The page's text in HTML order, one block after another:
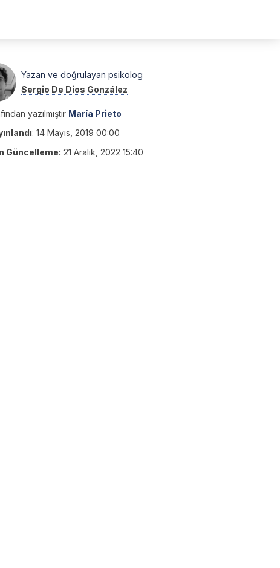
Yazan ve doğrulayan psikolog
Sergio De Dios González
yazılmıştır María Prieto
: 14 Mayıs, 2019 00:00
Güncelleme: 21 Aralık, 2022 15:40